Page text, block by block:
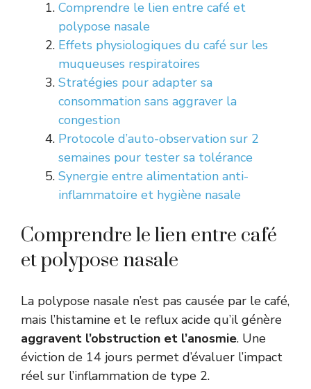
Comprendre le lien entre café et
polypose nasale
Effets physiologiques du café sur les
muqueuses respiratoires
Stratégies pour adapter sa
consommation sans aggraver la
congestion
Protocole d’auto-observation sur 2
semaines pour tester sa tolérance
Synergie entre alimentation anti-
inflammatoire et hygiène nasale
Comprendre le lien entre café
et polypose nasale
La polypose nasale n’est pas causée par le café,
mais l’histamine et le reflux acide qu’il génère
aggravent l’obstruction et l’anosmie. Une
éviction de 14 jours permet d’évaluer l’impact
réel sur l’inflammation de type 2.